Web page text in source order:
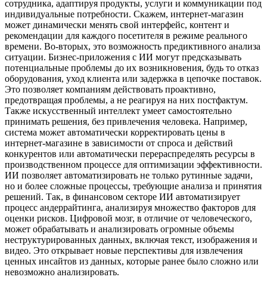
сотрудника, адаптируя продукты, услуги и коммуникации под
индивидуальные потребности. Скажем, интернет-магазин
может динамически менять свой интерфейс, контент и
рекомендации для каждого посетителя в режиме реального
времени. Во-вторых, это возможность предиктивного анализа
ситуации. Бизнес-приложения с ИИ могут предсказывать
потенциальные проблемы до их возникновения, будь то отказ
оборудования, уход клиента или задержка в цепочке поставок.
Это позволяет компаниям действовать проактивно,
предотвращая проблемы, а не реагируя на них постфактум.
Также искусственный интеллект умеет самостоятельно
принимать решения, без привлечения человека. Например,
система может автоматически корректировать цены в
интернет-магазине в зависимости от спроса и действий
конкурентов или автоматически перераспределять ресурсы в
производственном процессе для оптимизации эффективности.
ИИ позволяет автоматизировать не только рутинные задачи,
но и более сложные процессы, требующие анализа и принятия
решений. Так, в финансовом секторе ИИ автоматизирует
процесс андеррайтинга, анализируя множество факторов для
оценки рисков. Цифровой мозг, в отличие от человеческого,
может обрабатывать и анализировать огромные объемы
неструктурированных данных, включая текст, изображения и
видео. Это открывает новые перспективы для извлечения
ценных инсайтов из данных, которые ранее было сложно или
невозможно анализировать.